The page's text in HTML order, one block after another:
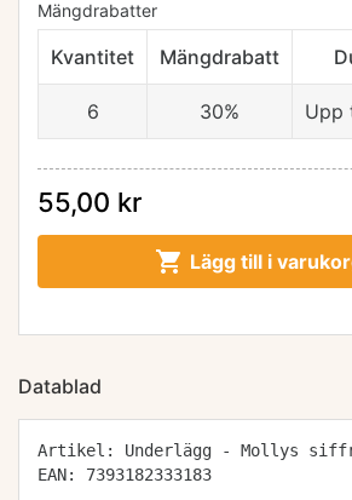
Mängdrabatter
Kvantitet Mängdrabatt
6 30% Upp
55,00 kr
 Lägg till i
Datablad
Artikel: Underlägg - Mollys
EAN: 7393182333183